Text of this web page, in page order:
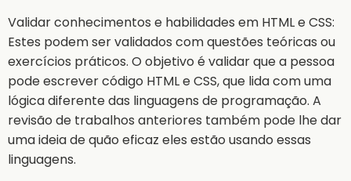
Validar conhecimentos e habilidades em HTML e CSS:
Estes podem ser validados com questões teóricas ou
exercícios práticos. O objetivo é validar que a pessoa
pode escrever código HTML e CSS, que lida com uma
lógica diferente das linguagens de programação. A
revisão de trabalhos anteriores também pode lhe dar
uma ideia de quão eficaz eles estão usando essas
linguagens.